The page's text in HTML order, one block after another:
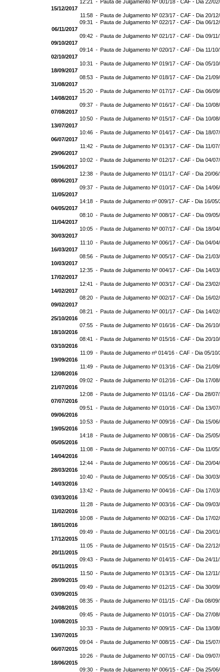
12:21 - Pauta de Julgamento Nº 001/18 - CAF - Dia 22/
15/12/2017
11:58 - Pauta de Julgamento Nº 023/17 - CAF - Dia 20/
09:31 - Pauta de Julgamento Nº 022/17 - CAF - Dia 06/
06/11/2017
09:42 - Pauta de Julgamento Nº 021/17 - CAF - Dia 09/
09/10/2017
09:14 - Pauta de Julgamento Nº 020/17 - CAF - Dia 11/
02/10/2017
10:31 - Pauta de Julgamento Nº 019/17 - CAF - Dia 05/
18/09/2017
08:53 - Pauta de Julgamento Nº 018/17 - CAF - Dia 21/
31/08/2017
15:20 - Pauta de Julgamento Nº 017/17 - CAF - Dia 06/
14/08/2017
09:37 - Pauta de Julgamento Nº 016/17 - CAF - Dia 10/
07/08/2017
10:50 - Pauta de Julgamento Nº 015/17 - CAF - Dia 10/
13/07/2017
10:46 - Pauta de Julgamento Nº 014/17 - CAF - Dia 18/
06/07/2017
11:42 - Pauta de Julgamento Nº 013/17 - CAF - Dia 11/
29/06/2017
10:02 - Pauta de Julgamento Nº 012/17 - CAF - Dia 04/
15/06/2017
12:38 - Pauta de Julgamento Nº 011/17 - CAF - Dia 20/
08/06/2017
09:37 - Pauta de Julgamento Nº 010/17 - CAF - Dia 14/
11/05/2017
14:18 - Pauta de Julgamento nº 009/17 - CAF - Dia 16/
04/05/2017
08:10 - Pauta de Julgamento Nº 008/17 - CAF - Dia 09/
11/04/2017
10:05 - Pauta de Julgamento Nº 007/17 - CAF - Dia 18/
30/03/2017
11:10 - Pauta de Julgamento Nº 006/17 - CAF - Dia 04/
16/03/2017
08:56 - Pauta de Julgamento Nº 005/17 - CAF - Dia 21/
10/03/2017
12:35 - Pauta de Julgamento Nº 004/17 - CAF - Dia 14/
17/02/2017
12:41 - Pauta de Julgamento Nº 003/17 - CAF - Dia 23/
14/02/2017
08:20 - Pauta de Julgamento Nº 002/17 - CAF - Dia 16/
09/02/2017
08:21 - Pauta de Julgamento Nº 001/17 - CAF - Dia 14/
25/10/2016
07:55 - Pauta de Julgamento Nº 016/16 - CAF - Dia 26/
18/10/2016
08:41 - Pauta de Julgamento Nº 015/16 - CAF - Dia 20/
03/10/2016
11:09 - Pauta de Julgamento nº 014/16 - CAF - Dia 05/
19/09/2016
11:49 - Pauta de Julgamento Nº 013/16 - CAF - Dia 21/
12/08/2016
09:02 - Pauta de Julgamento Nº 012/16 - CAF - Dia 17/
21/07/2016
12:08 - Pauta de Julgamento Nº 011/16 - CAF - Dia 28/
07/07/2016
09:51 - Pauta de Julgamento Nº 010/16 - CAF - Dia 13/
09/06/2016
10:53 - Pauta de Julgamento Nº 009/16 - CAF - Dia 15/
19/05/2016
14:18 - Pauta de Julgamento Nº 008/16 - CAF - Dia 25/
05/05/2016
11:08 - Pauta de Julgamento Nº 007/16 - CAF - Dia 11/
14/04/2016
12:44 - Pauta de Julgamento Nº 006/16 - CAF - Dia 20/
28/03/2016
10:40 - Pauta de Julgamento Nº 005/16 - CAF - Dia 30/
14/03/2016
13:42 - Pauta de Julgamento Nº 004/16 - CAF - Dia 17/
03/03/2016
11:28 - Pauta de Julgamento Nº 003/16 - CAF - Dia 09/
11/02/2016
10:08 - Pauta de Julgamento Nº 002/16 - CAF - Dia 17/
18/01/2016
09:49 - Pauta de Julgamento Nº 001/16 - CAF - Dia 20/
17/12/2015
11:05 - Pauta de Julgamento Nº 015/15 - CAF - Dia 22/
20/11/2015
09:43 - Pauta de Julgamento Nº 014/15 - CAF - Dia 24/
05/11/2015
11:50 - Pauta de Julgamento Nº 013/15 - CAF - Dia 12/
28/09/2015
09:49 - Pauta de Julgamento Nº 012/15 - CAF - Dia 30/
03/09/2015
08:35 - Pauta de Julgamento Nº 011/15 - CAF - Dia 08/
24/08/2015
09:45 - Pauta de Julgamento Nº 010/15 - CAF - Dia 27/
10/08/2015
10:33 - Pauta de Julgamento Nº 009/15 - CAF - Dia 13/
13/07/2015
09:04 - Pauta de Julgamento Nº 008/15 - CAF - Dia 15/
06/07/2015
10:26 - Pauta de Julgamento Nº 007/15 - CAF - Dia 09/
18/06/2015
09:30 - Pauta de Julgamento Nº 006/15 - CAF - Dia 25/